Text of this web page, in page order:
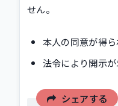
せん。
本人の同意が得
法令により開示
シェアする